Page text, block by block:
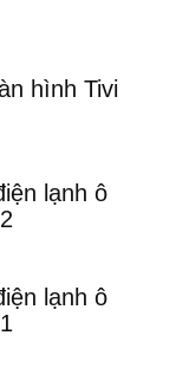
hình Tivi
lạnh ô
lạnh ô